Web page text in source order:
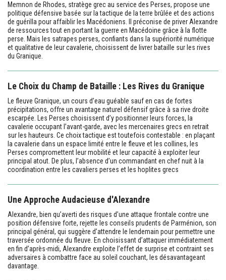
Memnon de Rhodes, stratège grec au service des Perses, propose une
politique défensive basée sur la tactique de la terre brûlée et des actions
de guérilla pour affaiblir les Macédoniens. Il préconise de priver Alexandre
de ressources tout en portant la guerre en Macédoine grâce à la flotte
perse. Mais les satrapes perses, confiants dans la supériorité numérique
et qualitative de leur cavalerie, choisissent de livrer bataille sur les rives
du Granique.
Le Choix du Champ de Bataille : Les Rives du Granique
Le fleuve Granique, un cours d’eau guéable sauf en cas de fortes
précipitations, offre un avantage naturel défensif grâce à sa rive droite
escarpée. Les Perses choisissent d’y positionner leurs forces, la
cavalerie occupant l’avant-garde, avec les mercenaires grecs en retrait
sur les hauteurs. Ce choix tactique est toutefois contestable : en plaçant
la cavalerie dans un espace limité entre le fleuve et les collines, les
Perses compromettent leur mobilité et leur capacité à exploiter leur
principal atout. De plus, l’absence d’un commandant en chef nuit à la
coordination entre les cavaliers perses et les hoplites grecs
Une Approche Audacieuse d'Alexandre
Alexandre, bien qu’averti des risques d’une attaque frontale contre une
position défensive forte, rejette les conseils prudents de Parménion, son
principal général, qui suggère d’attendre le lendemain pour permettre une
traversée ordonnée du fleuve. En choisissant d’attaquer immédiatement
en fin d’après-midi, Alexandre exploite l’effet de surprise et contraint ses
adversaires à combattre face au soleil couchant, les désavantageant
davantage.